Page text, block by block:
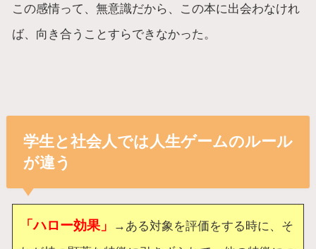
この感情って、無意識だから、この本に出会わなけれ
ば、向き合うことすらできなかった。
学生と社会人では人生ゲームのルール
が違う
「ハロー効果」
→ある対象を評価をする時に、そ